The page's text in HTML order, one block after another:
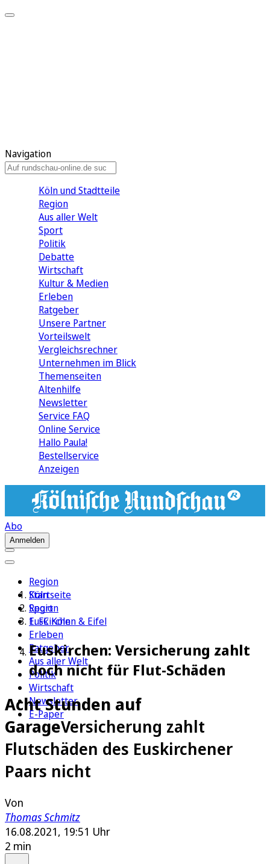
Navigation
Köln und Stadtteile
Region
Aus aller Welt
Sport
Politik
Debatte
Wirtschaft
Kultur & Medien
Erleben
Ratgeber
Unsere Partner
Vorteilswelt
Vergleichsrechner
Unternehmen im Blick
Themenseiten
Altenhilfe
Newsletter
Service FAQ
Online Service
Hallo Paula!
Bestellservice
Anzeigen
Abo
Anmelden
Region
Köln
Sport
1. FC Köln
Erleben
Ratgeber
Aus aller Welt
Politik
Wirtschaft
Newsletter
E-Paper
Startseite
Region
Euskirchen & Eifel
Euskirchen: Versicherung zahlt
doch nicht für Flut-Schäden
Acht Stunden auf
GarageVersicherung zahlt
Flutschäden des Euskirchener
Paars nicht
Von
Thomas Schmitz
16.08.2021, 19:51 Uhr
2 min